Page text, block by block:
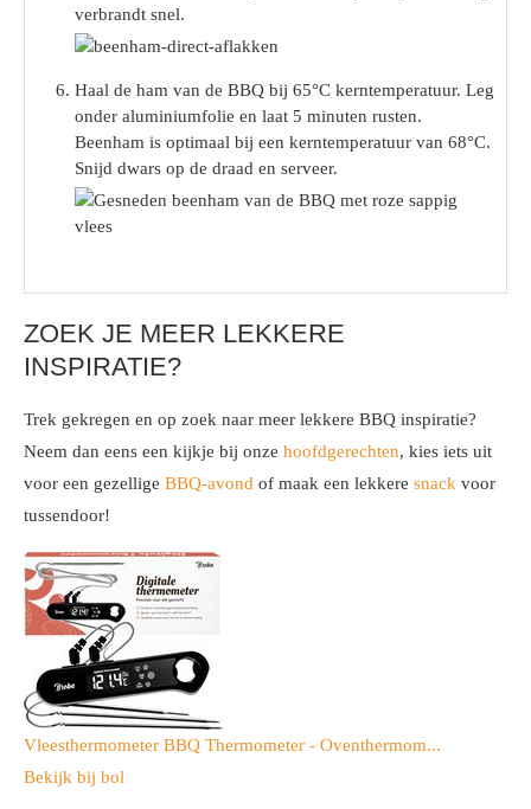
verbrandt snel.
Haal de ham van de BBQ bij 65°C kerntemperatuur. Leg
onder aluminiumfolie en laat 5 minuten rusten.
Beenham is optimaal bij een kerntemperatuur van 68°C.
Snijd dwars op de draad en serveer.
ZOEK JE MEER LEKKERE
INSPIRATIE?
Trek gekregen en op zoek naar meer lekkere BBQ inspiratie?
Neem dan eens een kijkje bij onze hoofdgerechten, kies iets uit
voor een gezellige BBQ-avond of maak een lekkere snack voor
tussendoor!
Vleesthermometer BBQ Thermometer - Oventhermom...
Bekijk bij bol